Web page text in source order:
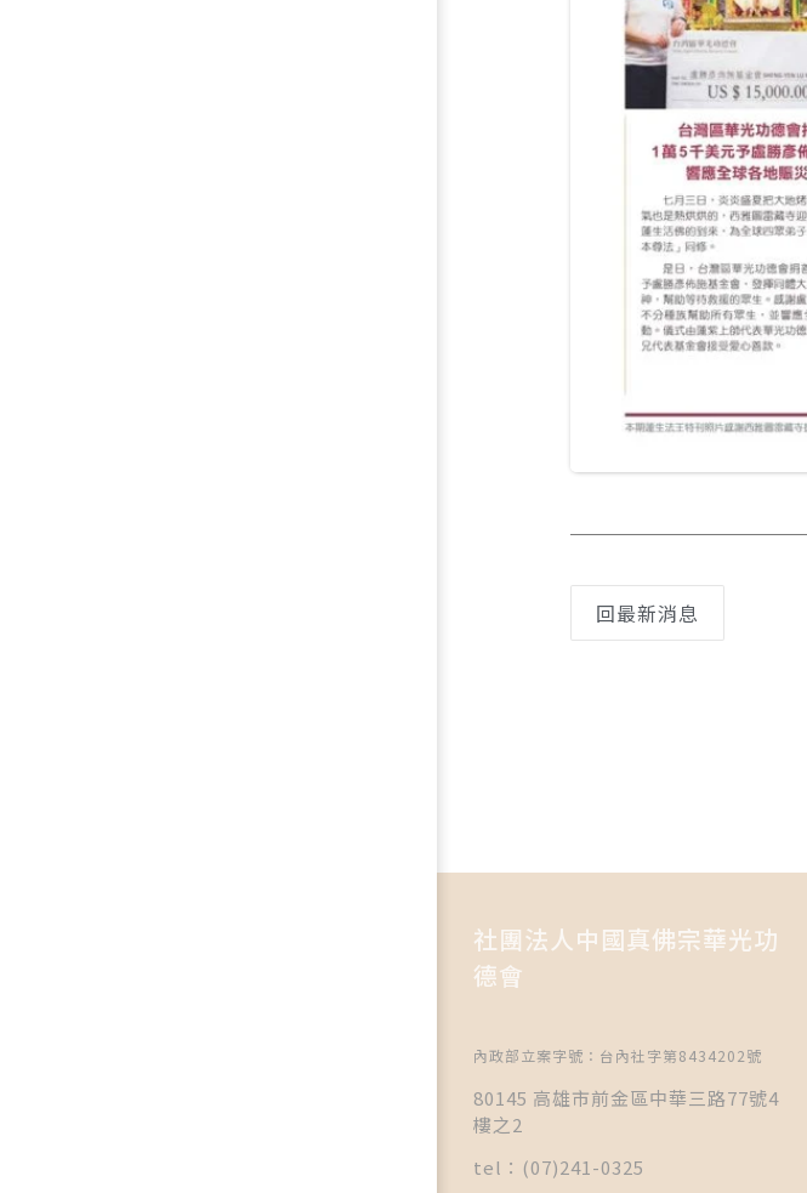
回最新消息
社團法人中國真佛宗華光功
德會
內政部立案字號：台內社字第8434202號
80145 高雄市前金區中華三路77號4
樓之2
tel：(07)241-0325